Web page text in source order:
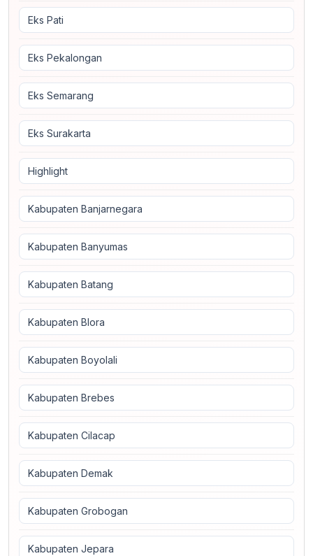
Eks Pati
Eks Pekalongan
Eks Semarang
Eks Surakarta
Highlight
Kabupaten Banjarnegara
Kabupaten Banyumas
Kabupaten Batang
Kabupaten Blora
Kabupaten Boyolali
Kabupaten Brebes
Kabupaten Cilacap
Kabupaten Demak
Kabupaten Grobogan
Kabupaten Jepara